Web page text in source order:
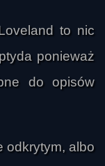
to nic
ponieważ
do opisów
odkrytym, albo